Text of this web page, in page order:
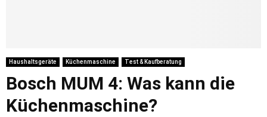
Haushaltsgeräte Küchenmaschine Test & Kaufberatung
Bosch MUM 4: Was kann die
Küchenmaschine?